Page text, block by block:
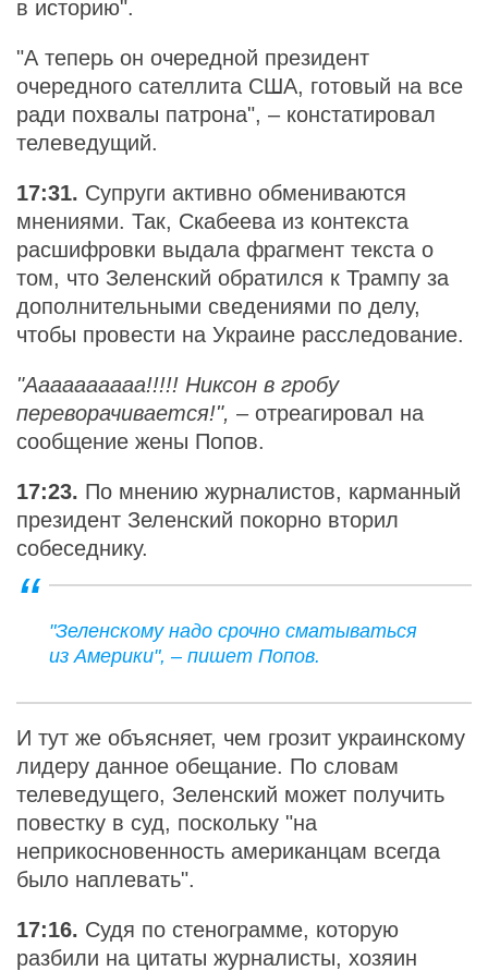
в историю".
"А теперь он очередной президент
очередного сателлита США, готовый на все
ради похвалы патрона", – констатировал
телеведущий.
17:31. Супруги активно обмениваются
мнениями. Так, Скабеева из контекста
расшифровки выдала фрагмент текста о
том, что Зеленский обратился к Трампу за
дополнительными сведениями по делу,
чтобы провести на Украине расследование.
"Аааааааааа!!!!! Никсон в гробу
переворачивается!", – отреагировал на
сообщение жены Попов.
17:23. По мнению журналистов, карманный
президент Зеленский покорно вторил
собеседнику.
"Зеленскому надо срочно сматываться
из Америки", – пишет Попов.
И тут же объясняет, чем грозит украинскому
лидеру данное обещание. По словам
телеведущего, Зеленский может получить
повестку в суд, поскольку "на
неприкосновенность американцам всегда
было наплевать".
17:16. Судя по стенограмме, которую
разбили на цитаты журналисты, хозяин